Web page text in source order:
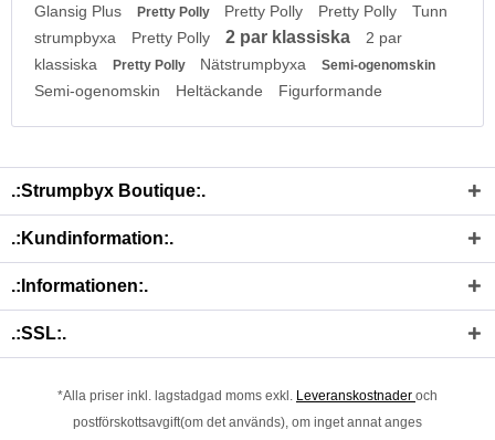
Glansig Plus
Pretty Polly Pretty Polly Pretty Polly
Tunn
strumpbyxa
Pretty Polly 2 par klassiska
2 par
klassiska
Pretty Polly Nätstrumpbyxa Semi-ogenomskin
Semi-ogenomskin Heltäckande Figurformande
.:Strumpbyx Boutique:.
.:Kundinformation:.
.:Informationen:.
.:SSL:.
*Alla priser inkl. lagstadgad moms exkl. Leveranskostnader och
postförskottsavgift(om det används), om inget annat anges